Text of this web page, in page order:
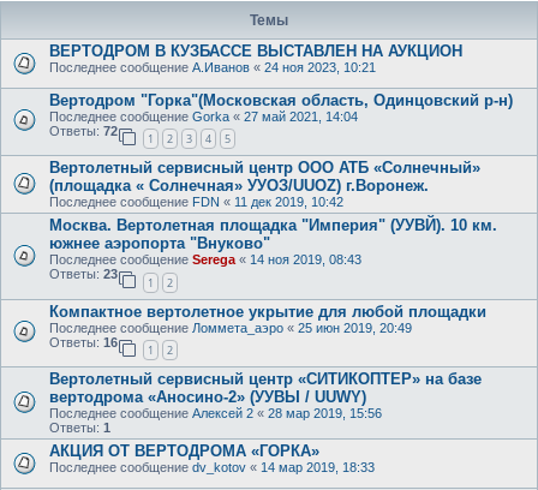
Темы
ВЕРТОДРОМ В КУЗБАССЕ ВЫСТАВЛЕН НА АУКЦИОН
Последнее сообщение А.Иванов « 24 ноя 2023, 10:21
Вертодром "Горка"(Московская область, Одинцовский р-н)
Последнее сообщение Gorka « 27 май 2021, 14:04
Ответы: 72
1 2 3 4 5
Вертолетный сервисный центр ООО АТБ «Солнечный»
(площадка « Солнечная» УУОЗ/UUOZ) г.Воронеж.
Последнее сообщение FDN « 11 дек 2019, 10:42
Москва. Вертолетная площадка "Империя" (УУВЙ). 10 км.
южнее аэропорта "Внуково"
Последнее сообщение Serega « 14 ноя 2019, 08:43
Ответы: 23
1 2
Компактное вертолетное укрытие для любой площадки
Последнее сообщение Ломмета_аэро « 25 июн 2019, 20:49
Ответы: 16
1 2
Вертолетный сервисный центр «СИТИКОПТЕР» на базе
вертодрома «Аносино-2» (УУВЫ / UUWY)
Последнее сообщение Алексей 2 « 28 мар 2019, 15:56
Ответы: 1
АКЦИЯ ОТ ВЕРТОДРОМА «ГОРКА»
Последнее сообщение dv_kotov « 14 мар 2019, 18:33